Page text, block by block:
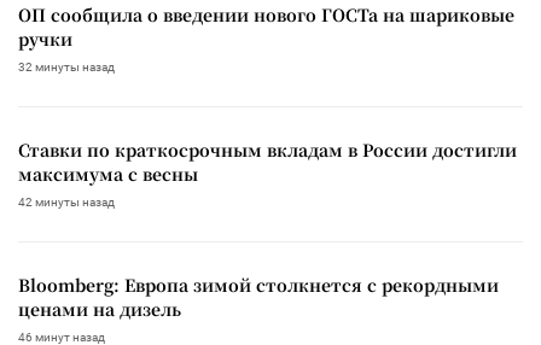
ОП сообщила о введении нового ГОСТа на шариковые
ручки
32 минуты назад
Ставки по краткосрочным вкладам в России достигли
максимума с весны
42 минуты назад
Bloomberg: Европа зимой столкнется с рекордными
ценами на дизель
46 минут назад